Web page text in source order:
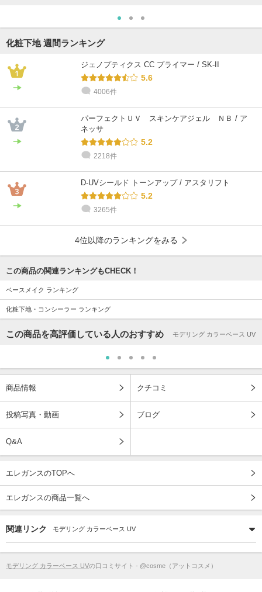
化粧下地 週間ランキング
ジェノプティクス CC プライマー / SK-II
5.6
4006件
パーフェクトＵＶ スキンケアジェル ＮＢ / ア
ネッサ
5.2
2218件
D-UVシールド トーンアップ / アスタリフト
5.2
3265件
4位以降のランキングをみる
この商品の関連ランキングもCHECK！
ベースメイク ランキング
化粧下地・コンシーラー ランキング
この商品を高評価している人のおすすめ モデリング カラーベース UV
商品情報 クチコミ
投稿写真・動画 ブログ
Q&A
エレガンスのTOPへ
エレガンスの商品一覧へ
関連リンク モデリング カラーベース UV
モデリング カラーベース UVの口コミサイト - @cosme（アットコスメ）